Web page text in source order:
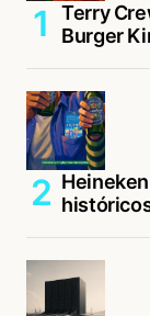
Terry
Burger